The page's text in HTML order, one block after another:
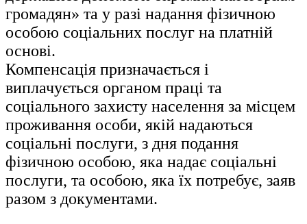
громадян» та у разі надання фізичною
особою соціальних послуг на платній
основі.
Компенсація призначається і
виплачується органом праці та
соціального захисту населення за місцем
проживання особи, якій надаються
соціальні послуги, з дня подання
фізичною особою, яка надає соціальні
послуги, та особою, яка їх потребує, заяв
разом з документами.